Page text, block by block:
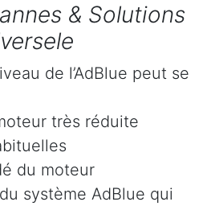
& Solutions
de l’AdBlue peut se
très réduite
du moteur
système AdBlue qui